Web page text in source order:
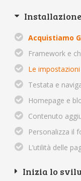
Acquistiamo
Framework e
Le
Testata e
Homepage e
Contenuto
Personalizza il
L’utilità delle
Inizia lo